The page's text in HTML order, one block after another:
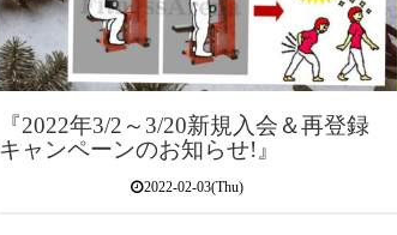
『2022年3/2～3/20新規入会＆再登録
キャンペーンのお知らせ!』
2022-02-03(Thu)